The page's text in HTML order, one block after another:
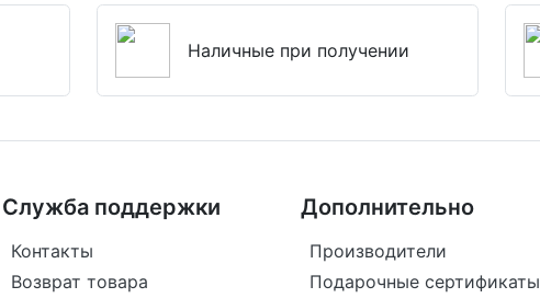
Наличные при получении
Служба поддержки
Контакты
Возврат товара
Дополнительно
Производители
Подарочные сертификаты